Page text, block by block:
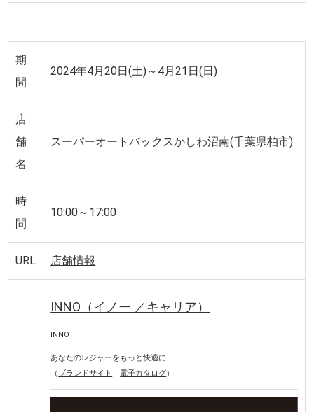
期
間
2024年4月20日(土)～4月21日(日)
店
舗
名
スーパーオートバックスかしわ沼南(千葉県柏市)
時
間
10:00～17:00
URL 店舗情報
INNO（イノー ／キャリア）
INNO
あなたのレジャーをもっと快適に
（ ブランドサイト ｜ 電子カタログ）